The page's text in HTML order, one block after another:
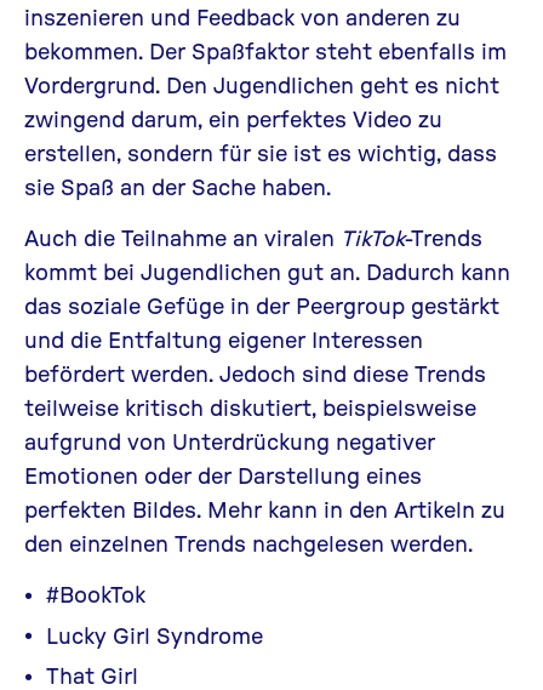
inszenieren und Feedback von anderen zu
bekommen. Der Spaßfaktor steht ebenfalls im
Vordergrund. Den Jugendlichen geht es nicht
zwingend darum, ein perfektes Video zu
erstellen, sondern für sie ist es wichtig, dass
sie Spaß an der Sache haben.
Auch die Teilnahme an viralen TikTok-Trends
kommt bei Jugendlichen gut an. Dadurch kann
das soziale Gefüge in der Peergroup gestärkt
und die Entfaltung eigener Interessen
befördert werden. Jedoch sind diese Trends
teilweise kritisch diskutiert, beispielsweise
aufgrund von Unterdrückung negativer
Emotionen oder der Darstellung eines
perfekten Bildes. Mehr kann in den Artikeln zu
den einzelnen Trends nachgelesen werden.
#BookTok
Lucky Girl Syndrome
That Girl